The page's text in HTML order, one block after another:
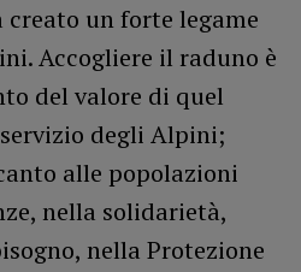
creato un forte legame
Accogliere il raduno è
del valore di quel
degli Alpini;
alle popolazioni
nella solidarietà,
nella Protezione